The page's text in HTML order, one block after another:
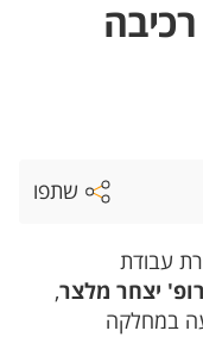
שתפו
עבודת
יצחר מלצר,
במחלקה